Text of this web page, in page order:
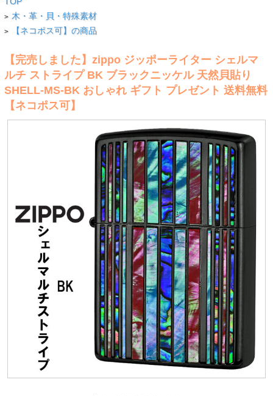
> 木・革・貝・特殊素材
> 【ネコポス可】の商品
【完売しました】zippo ジッポーライター シェルマ
ルチ ストライプ BK ブラックニッケル 天然貝貼り
SHELL-MS-BK おしゃれ ギフト プレゼント 送料無料
【ネコポス可】